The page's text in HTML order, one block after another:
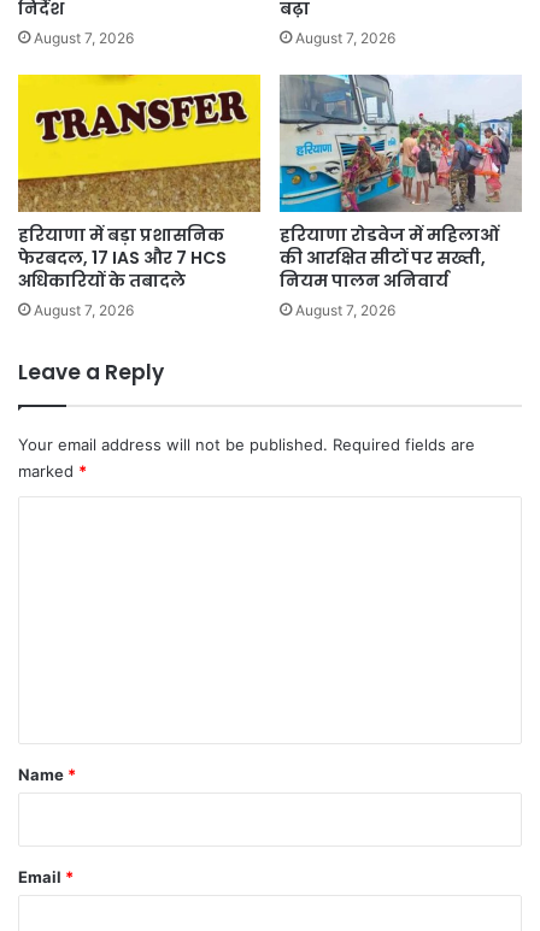
निर्देश
August 7, 2026
बढ़ा
August 7, 2026
हरियाणा में बड़ा प्रशासनिक
फेरबदल, 17 IAS और 7 HCS
अधिकारियों के तबादले
August 7, 2026
हरियाणा रोडवेज में महिलाओं
की आरक्षित सीटों पर सख्ती,
नियम पालन अनिवार्य
August 7, 2026
Leave a Reply
Your email address will not be published. Required fields are
marked *
*
Name *
Email *